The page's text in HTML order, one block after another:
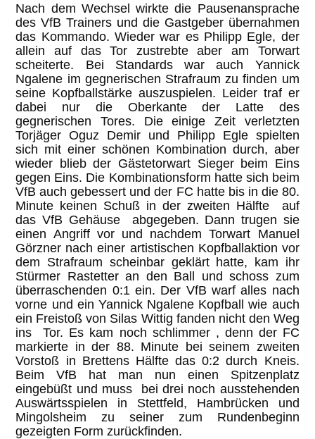
Nach dem Wechsel wirkte die Pausenansprache
des VfB Trainers und die Gastgeber übernahmen
das Kommando. Wieder war es Philipp Egle, der
allein auf das Tor zustrebte aber am Torwart
scheiterte. Bei Standards war auch Yannick
Ngalene im gegnerischen Strafraum zu finden um
seine Kopfballstärke auszuspielen. Leider traf er
dabei nur die Oberkante der Latte des
gegnerischen Tores. Die einige Zeit verletzten
Torjäger Oguz Demir und Philipp Egle spielten
sich mit einer schönen Kombination durch, aber
wieder blieb der Gästetorwart Sieger beim Eins
gegen Eins. Die Kombinationsform hatte sich beim
VfB auch gebessert und der FC hatte bis in die 80.
Minute keinen Schuß in der zweiten Hälfte auf
das VfB Gehäuse abgegeben. Dann trugen sie
einen Angriff vor und nachdem Torwart Manuel
Görzner nach einer artistischen Kopfballaktion vor
dem Strafraum scheinbar geklärt hatte, kam ihr
Stürmer Rastetter an den Ball und schoss zum
überraschenden 0:1 ein. Der VfB warf alles nach
vorne und ein Yannick Ngalene Kopfball wie auch
ein Freistoß von Silas Wittig fanden nicht den Weg
ins Tor. Es kam noch schlimmer , denn der FC
markierte in der 88. Minute bei seinem zweiten
Vorstoß in Brettens Hälfte das 0:2 durch Kneis.
Beim VfB hat man nun einen Spitzenplatz
eingebüßt und muss bei drei noch ausstehenden
Auswärtsspielen in Stettfeld, Hambrücken und
Mingolsheim zu seiner zum Rundenbeginn
gezeigten Form zurückfinden.